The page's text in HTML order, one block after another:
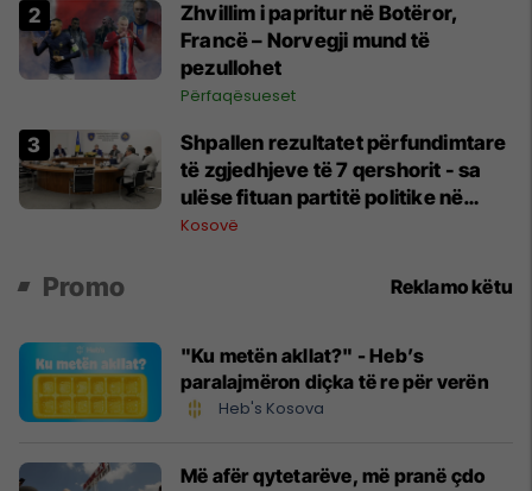
Zhvillim i papritur në Botëror,
Francë – Norvegji mund të
pezullohet
Përfaqësueset
Shpallen rezultatet përfundimtare
të zgjedhjeve të 7 qershorit - sa
ulëse fituan partitë politike në
Kuvend?
Kosovë
Promo Reklamo këtu
"Ku metën akllat?" - Heb’s
paralajmëron diçka të re për verën
Heb's Kosova
Më afër qytetarëve, më pranë çdo